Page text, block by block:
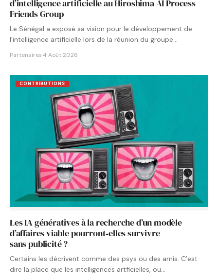
d’intelligence artificielle au Hiroshima AI Process
Friends Group
Le Sénégal a exposé sa vision pour le développement de
l’intelligence artificielle lors de la réunion du groupe…
Partenaires·4 Août 2026
CONTRIBUTIONS
Les IA génératives à la recherche d’un modèle
d’affaires viable pourront‑elles survivre
sans publicité ?
Certains les décrivent comme des psys ou des amis. C’est
dire la place que les intelligences artficielles, ou…